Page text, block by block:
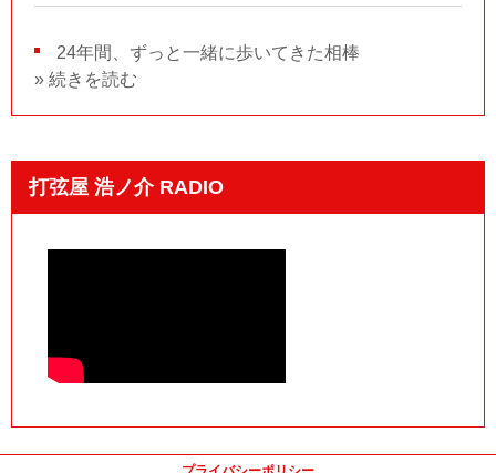
24年間、ずっと一緒に歩いてきた相棒
» 続きを読む
打弦屋 浩ノ介 RADIO